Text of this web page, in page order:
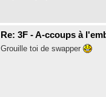
Re: 3F - A-ccoups à
Grouille toi de swapper